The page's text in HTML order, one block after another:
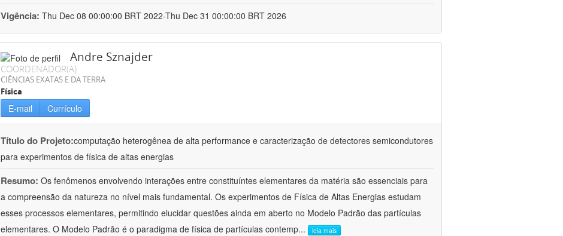
Vigência: Thu Dec 08 00:00:00 BRT 2022-Thu Dec 31 00:00:00 BRT 2026
Andre Sznajder
COORDENADOR(A)
CIÊNCIAS EXATAS E DA TERRA
Física
E-mail Currículo
Título do Projeto:computação heterogênea de alta performance e caracterização de detectores semicondutores
para experimentos de física de altas energias
Resumo: Os fenômenos envolvendo interações entre constituíntes elementares da matéria são essenciais para
a compreensão da natureza no nível mais fundamental. Os experimentos de Física de Altas Energias estudam
esses processos elementares, permitindo elucidar questões ainda em aberto no Modelo Padrão das partículas
elementares. O Modelo Padrão é o paradigma de física de partículas contemp... leia mais